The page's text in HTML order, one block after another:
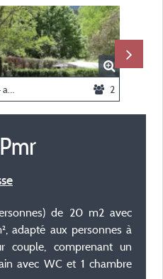
2
de 20 m2 avec
adapté aux personnes à
couple, comprenant un
avec WC et 1 chambre